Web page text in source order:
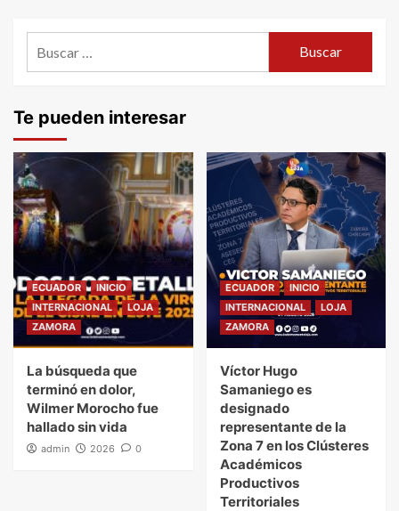
Te pueden interesar
ECUADOR
INICIO
INTERNACIONAL
LOJA
ZAMORA
La búsqueda que
terminó en dolor,
Wilmer Morocho fue
hallado sin vida
admin 2026 0
ECUADOR
INICIO
INTERNACIONAL
LOJA
ZAMORA
Víctor Hugo
Samaniego es
designado
representante de la
Zona 7 en los Clústeres
Académicos
Productivos
Territoriales